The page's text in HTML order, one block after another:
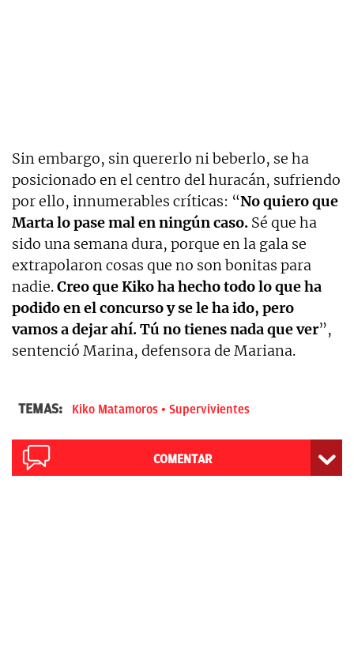
Sin embargo, sin quererlo ni beberlo, se ha
posicionado en el centro del huracán, sufriendo
por ello, innumerables críticas: “No quiero que
Marta lo pase mal en ningún caso. Sé que ha
sido una semana dura, porque en la gala se
extrapolaron cosas que no son bonitas para
nadie.Creo que Kiko ha hecho todo lo que ha
podido en el concurso y se le ha ido, pero
vamos a dejar ahí. Tú no tienes nada que ver”,
sentenció Marina, defensora de Mariana.
TEMAS: Kiko Matamoros Supervivientes
COMENTAR